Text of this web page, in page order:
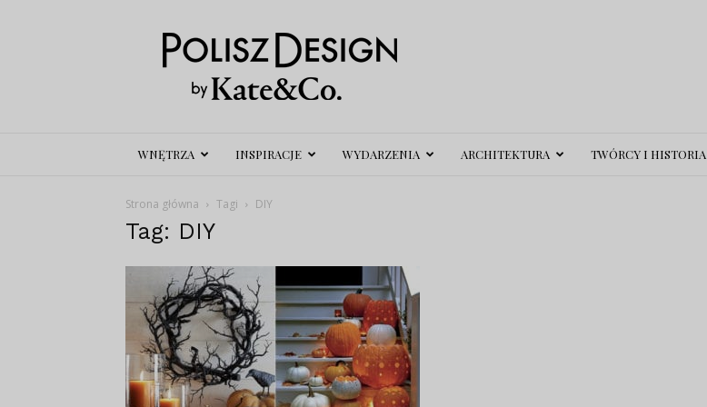
Polisz
Design
WNĘTRZA INSPIRACJE WYDARZENIA ARCHITEKTURA TWÓRCY I HISTORIA
Strona główna Tagi DIY
Tag: DIY